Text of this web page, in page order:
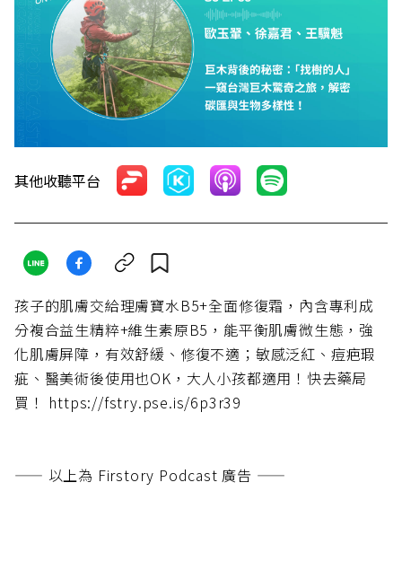
其他收聽平台
孩子的肌膚交給理膚寶水B5+全面修復霜，內含專利成
分複合益生精粹+維生素原B5，能平衡肌膚微生態，強
化肌膚屏障，有效舒緩、修復不適；敏感泛紅、痘疤瑕
疵、醫美術後使用也OK，大人小孩都適用！快去藥局
買！ https://fstry.pse.is/6p3r39
—— 以上為 Firstory Podcast 廣告 ——